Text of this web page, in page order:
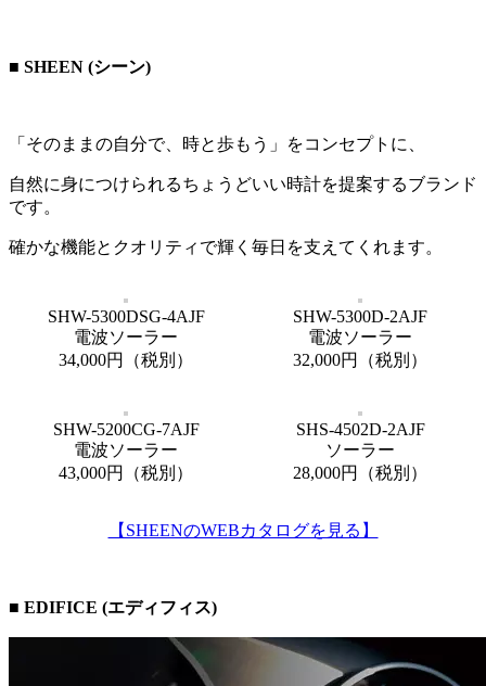
■ SHEEN (シーン)
「そのままの自分で、時と歩もう」をコンセプトに、
自然に身につけられるちょうどいい時計を提案するブランド
です。
確かな機能とクオリティで輝く毎日を支えてくれます。
SHW-5300DSG-4AJF
電波ソーラー
34,000円（税別）
SHW-5300D-2AJF
電波ソーラー
32,000円（税別）
SHW-5200CG-7AJF
電波ソーラー
43,000円（税別）
SHS-4502D-2AJF
ソーラー
28,000円（税別）
【SHEENのWEBカタログを見る】
■ EDIFICE (エディフィス)